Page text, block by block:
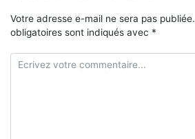
Votre adresse e-mail ne sera pas publiée.
obligatoires sont indiqués avec *